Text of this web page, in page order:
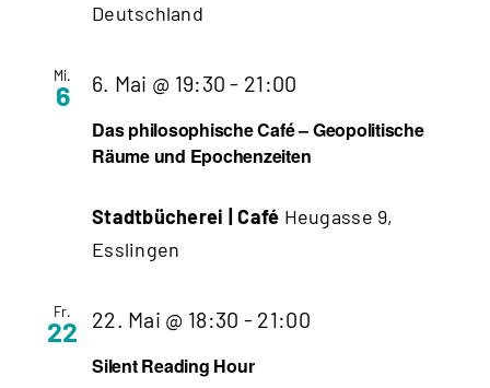
Deutschland
Mi.
6
Das philosophische Café – Geopolitische
Räume und Epochenzeiten
6. Mai @ 19:30 - 21:00
Stadtbücherei | Café Heugasse 9,
Esslingen
Fr.
22
Silent Reading Hour
22. Mai @ 18:30 - 21:00